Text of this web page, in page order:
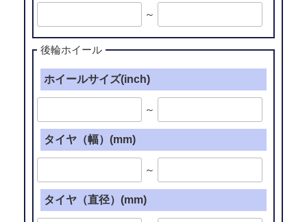
～
後輪ホイール
ホイールサイズ(inch)
～
タイヤ（幅）(mm)
～
タイヤ（直径）(mm)